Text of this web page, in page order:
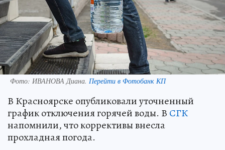
Фото: ИВАНОВА Диана. Перейти в Фотобанк КП
В Красноярске опубликовали уточненный
график отключения горячей воды. В СГК
напомнили, что коррективы внесла
прохладная погода.